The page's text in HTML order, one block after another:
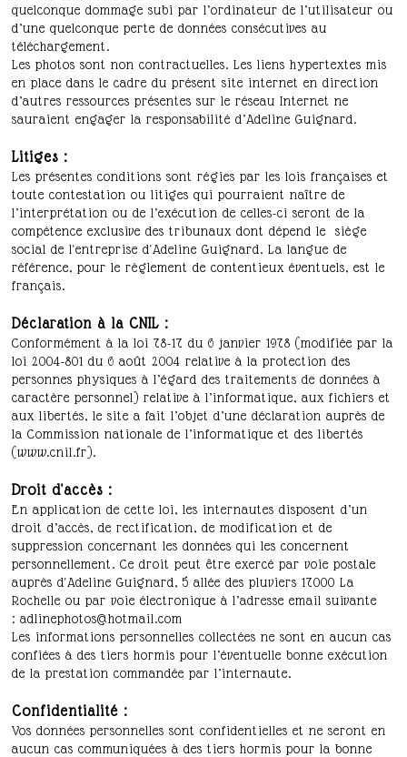
quelconque dommage subi par l’ordinateur de l’utilisateur ou
d’une quelconque perte de données consécutives au
téléchargement.
Les photos sont non contractuelles. Les liens hypertextes mis
en place dans le cadre du présent site internet en direction
d’autres ressources présentes sur le réseau Internet ne
sauraient engager la responsabilité d’Adeline Guignard.
Litiges :
Les présentes conditions sont régies par les lois françaises et
toute contestation ou litiges qui pourraient naître de
l’interprétation ou de l’exécution de celles-ci seront de la
compétence exclusive des tribunaux dont dépend le siège
social de l'entreprise d'Adeline Guignard. La langue de
référence, pour le règlement de contentieux éventuels, est le
français.
Déclaration à la CNIL :
Conformément à la loi 78-17 du 6 janvier 1978 (modifiée par la
loi 2004-801 du 6 août 2004 relative à la protection des
personnes physiques à l’égard des traitements de données à
caractère personnel) relative à l’informatique, aux fichiers et
aux libertés, le site a fait l’objet d’une déclaration auprès de
la Commission nationale de l’informatique et des libertés
(www.cnil.fr).
Droit d'accès :
En application de cette loi, les internautes disposent d’un
droit d’accès, de rectification, de modification et de
suppression concernant les données qui les concernent
personnellement. Ce droit peut être exercé par voie postale
auprès d'Adeline Guignard, 5 allée des pluviers 17000 La
Rochelle ou par voie électronique à l’adresse email suivante
: adlinephotos@hotmail.com
Les informations personnelles collectées ne sont en aucun cas
confiées à des tiers hormis pour l’éventuelle bonne exécution
de la prestation commandée par l’internaute.
Confidentialité :
Vos données personnelles sont confidentielles et ne seront en
aucun cas communiquées à des tiers hormis pour la bonne